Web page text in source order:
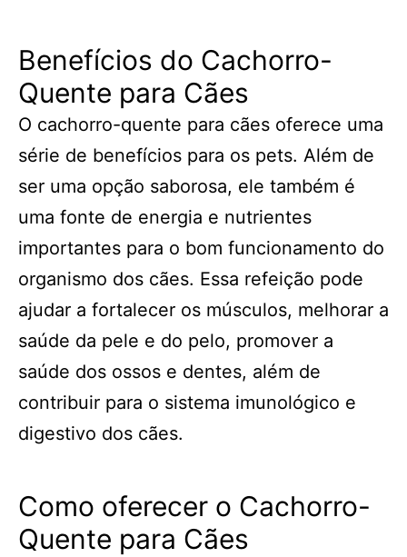
Benefícios do Cachorro-
Quente para Cães
O cachorro-quente para cães oferece uma
série de benefícios para os pets. Além de
ser uma opção saborosa, ele também é
uma fonte de energia e nutrientes
importantes para o bom funcionamento do
organismo dos cães. Essa refeição pode
ajudar a fortalecer os músculos, melhorar a
saúde da pele e do pelo, promover a
saúde dos ossos e dentes, além de
contribuir para o sistema imunológico e
digestivo dos cães.
Como oferecer o Cachorro-
Quente para Cães